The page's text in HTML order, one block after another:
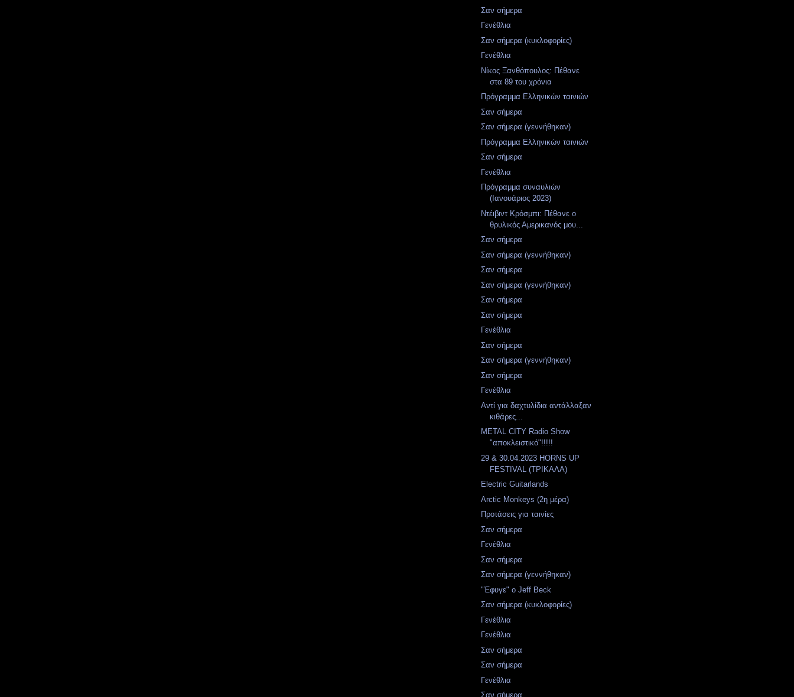
Σαν σήμερα
Γενέθλια
Σαν σήμερα (κυκλοφορίες)
Γενέθλια
Νίκος Ξανθόπουλος: Πέθανε
στα 89 του χρόνια
Πρόγραμμα Ελληνικών ταινιών
Σαν σήμερα
Σαν σήμερα (γεννήθηκαν)
Πρόγραμμα Ελληνικών ταινιών
Σαν σήμερα
Γενέθλια
Πρόγραμμα συναυλιών
(Ιανουάριος 2023)
Ντέιβιντ Κρόσμπι: Πέθανε ο
θρυλικός Αμερικανός μου...
Σαν σήμερα
Σαν σήμερα (γεννήθηκαν)
Σαν σήμερα
Σαν σήμερα (γεννήθηκαν)
Σαν σήμερα
Σαν σήμερα
Γενέθλια
Σαν σήμερα
Σαν σήμερα (γεννήθηκαν)
Σαν σήμερα
Γενέθλια
Αντί για δαχτυλίδια αντάλλαξαν
κιθάρες...
METAL CITY Radio Show
"αποκλειστικό"!!!!!
29 & 30.04.2023 HORNS UP
FESTIVAL (ΤΡΙΚΑΛΑ)
Electric Guitarlands
Arctic Monkeys (2η μέρα)
Προτάσεις για ταινίες
Σαν σήμερα
Γενέθλια
Σαν σήμερα
Σαν σήμερα (γεννήθηκαν)
"Έφυγε" ο Jeff Beck
Σαν σήμερα (κυκλοφορίες)
Γενέθλια
Γενέθλια
Σαν σήμερα
Σαν σήμερα
Γενέθλια
Σαν σήμερα